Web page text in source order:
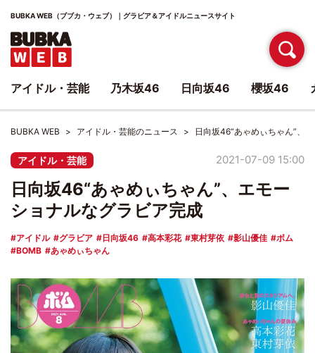
BUBKA WEB（ブブカ・ウェブ）｜グラビア＆アイドルニュースサイト
BUBKA WEB アイドル・芸能のニュース 日向坂46“あゃめぃちゃん”、
アイドル・芸能 2021-07-09 15:00
日向坂46“あゃめぃちゃん”、エモー
ショナルなグラビア完成
アイドル グラビア 日向坂46 高本彩花 東村芽依 影山優佳
ボム
BOMB
あゃめぃちゃん
アイドル・芸能 乃木坂46 日向坂46 櫻坂46